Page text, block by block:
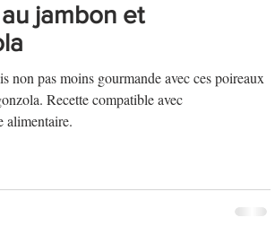
Apéritifs croustillants
Biscuits et sablés
jambon et
non pas moins gourmande avec ces poireaux
Recette compatible avec
alimentaire.